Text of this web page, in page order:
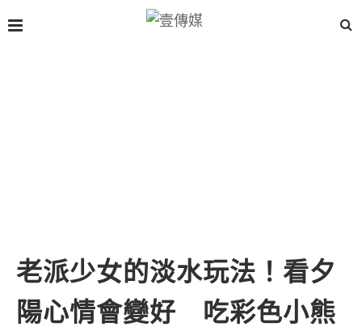
老派少女的淡水玩法！看夕
陽心情會變好 吃彩色小熊